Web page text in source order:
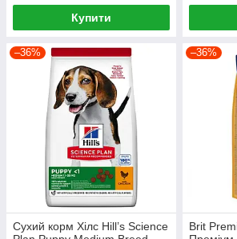
Купити
–36%
Сухий корм Хілс Hill’s Science
–36%
Brit